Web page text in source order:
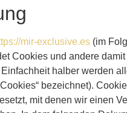
mir-exclusive.es (im
Cookies und andere
halber werden
bezeichnet).
mit denen wir einen